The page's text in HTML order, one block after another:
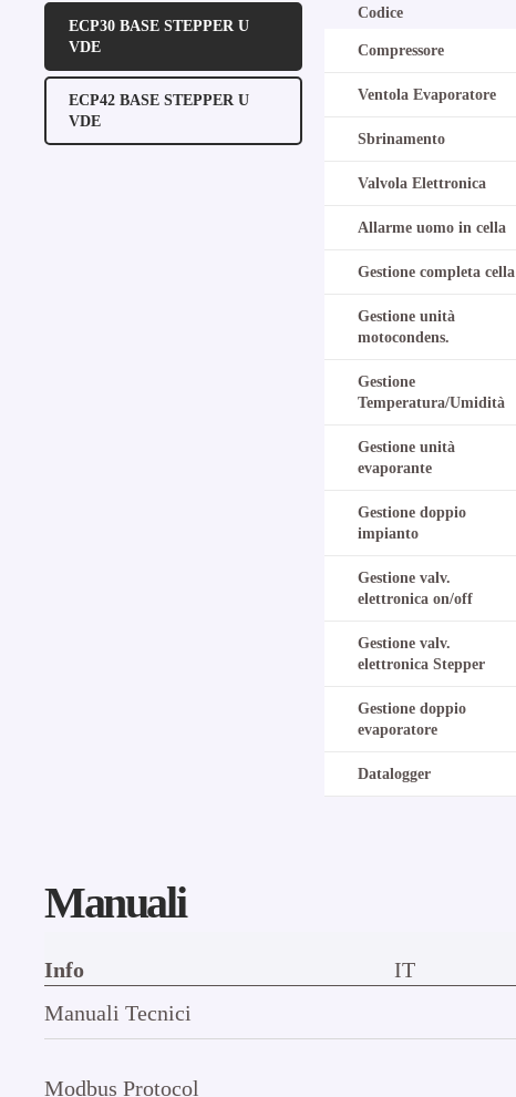
ECP30 BASE STEPPER U
VDE
ECP42 BASE STEPPER U
VDE
Codice
Compressore
Ventola Evaporatore
Sbrinamento
Valvola Elettronica
Allarme uomo in cella
Gestione completa cella
Gestione unità
motocondens.
Gestione
Temperatura/Umidità
Gestione unità
evaporante
Gestione doppio
impianto
Gestione valv.
elettronica on/off
Gestione valv.
elettronica Stepper
Gestione doppio
evaporatore
Datalogger
Manuali
Info IT
Manuali Tecnici
Modbus Protocol